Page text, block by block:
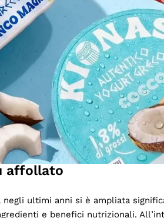
una
avviene quasi sempre a
uno degli elementi chiave per
il posizionamento
affollato
negli ultimi anni si è ampliata
e benefici nutrizionali.